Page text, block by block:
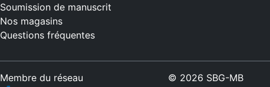
Soumission de manuscrit
Nos magasins
Questions fréquentes
Membre du réseau © 2026 SBG-MB